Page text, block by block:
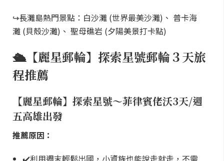
↪長灘島熱門景點：白沙灘 (世界最美沙灘)、 普卡海
灘 (貝殼沙灘)、 聖母礁岩 (夕陽美景打卡點)
🛳️【麗星郵輪】探索星號郵輪３天旅
程推薦
【麗星郵輪】探索星號～菲律賓佬沃3天/週
五高雄出發
推薦原因：
✔️利用週末輕鬆出國，小資族也能說走就走，不需